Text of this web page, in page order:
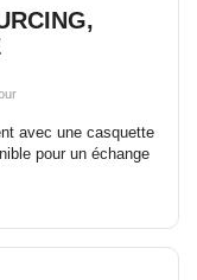
avec une casquette
pour un échange